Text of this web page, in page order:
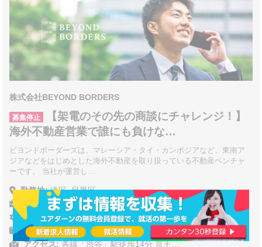
株式会社BEYOND BORDERS
募集停止
【架電のその先の商談にチャレンジ！】
海外不動産営業で誰にも負けな…
ビヨンドボーダーズは、マレーシア・タイ・カンボジアなど、東南ア
ジアなどをはじめとした海外不動産を取り扱っている不動産ベンチャ
ーです。 当社が運営し…
勤務地: 港区 目黒区
職種:
営業
業種: 建設・不動産/金融
給与:時給 1,113円 ～ 1,200円
アクセス: 各線「渋谷」駅徒歩14分 京王…